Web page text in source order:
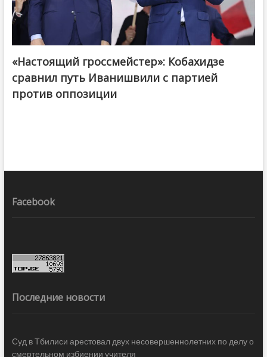
@ქართული ოცნება / Georgian Dream
«Настоящий гроссмейстер»: Кобахидзе
сравнил путь Иванишвили с партией
против оппозиции
Facebook
Последние новости
Суд в Тбилиси арестовал двух несовершеннолетних по делу о
смертельном избиении учителя